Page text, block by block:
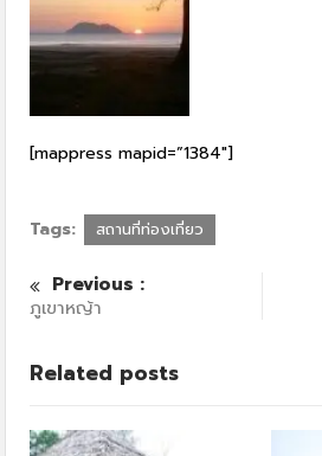
[mappress mapid=”1384″]
Tags: สถานที่ท่องเที่ยว
Previous :
ภูเขาหญ้า
Related posts